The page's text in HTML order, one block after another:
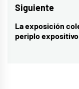
entradas
anterior:
Siguiente
Entrada
siguiente:
La exposición
periplo expositivo